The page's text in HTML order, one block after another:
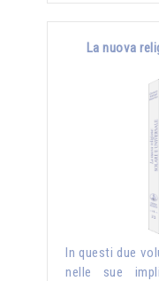
La nuova
In questi due
nelle sue